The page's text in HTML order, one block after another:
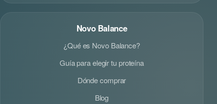
Novo Balance
¿Qué es Novo Balance?
Guía para elegir tu proteína
Dónde comprar
Blog